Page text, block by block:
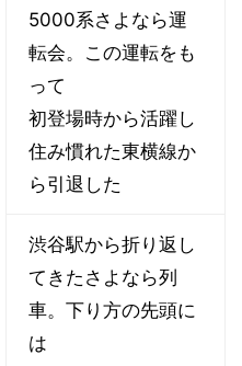
5000系さよなら運
転会。この運転をも
って
初登場時から活躍し
住み慣れた東横線か
ら引退した
渋谷駅から折り返し
てきたさよなら列
車。下り方の先頭に
は